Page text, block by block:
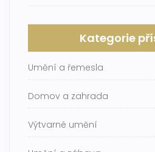
Kategorie
Umění a řemesla
Domov a zahrada
Výtvarné umění